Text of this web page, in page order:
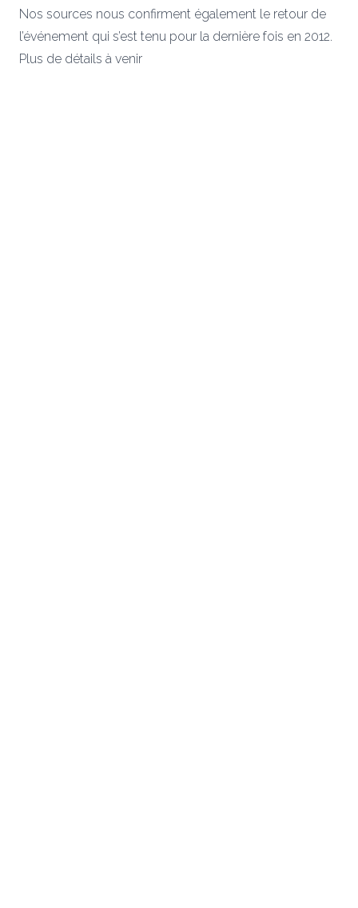
Nos sources nous confirment également le retour de
l’événement qui s’est tenu pour la dernière fois en 2012.
Plus de détails à venir